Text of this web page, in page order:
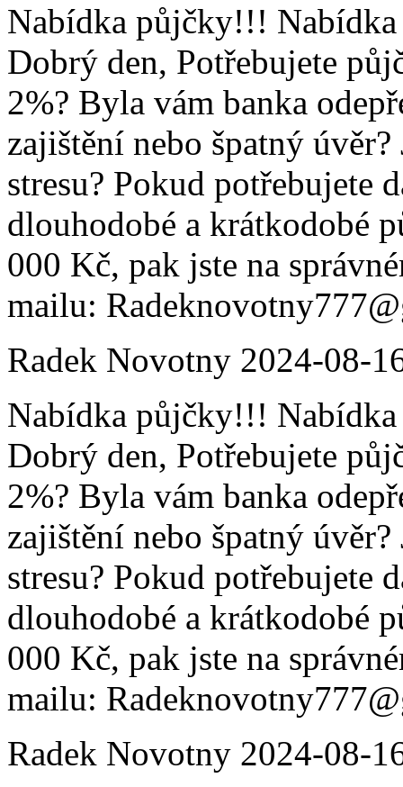
Nabídka půjčky!!!
Dobrý den, Potřebujete
2%? Byla vám banka
zajištění nebo špatný
stresu? Pokud potřebujete
dlouhodobé a krátkodobé
000 Kč, pak jste na
mailu:
Radek Novotny 2024-08-
Nabídka půjčky!!!
Dobrý den, Potřebujete
2%? Byla vám banka
zajištění nebo špatný
stresu? Pokud potřebujete
dlouhodobé a krátkodobé
000 Kč, pak jste na
mailu:
Radek Novotny 2024-08-